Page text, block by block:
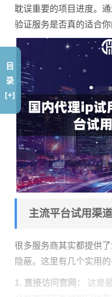
耽误重要的项目进度。
验证服务是否真的适合你
主流平台试用渠
很多服务商其实都提供
隐蔽。这里有几个实用的
1. 直接访问官网：
这是
目
录
[+]